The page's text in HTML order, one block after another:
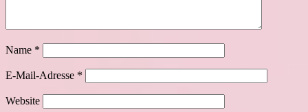
Name *
E-Mail-Adresse *
Website